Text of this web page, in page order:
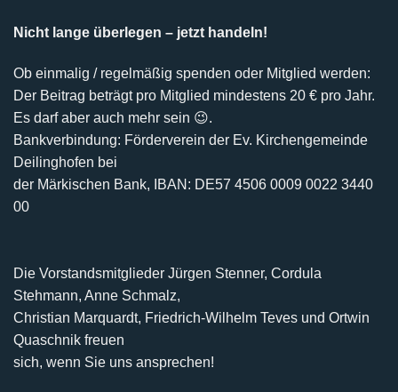
Nicht lange überlegen – jetzt handeln!
Ob einmalig / regelmäßig spenden oder Mitglied werden:
Der Beitrag beträgt pro Mitglied mindestens 20 € pro Jahr.
Es darf aber auch mehr sein 😉.
Bankverbindung: Förderverein der Ev. Kirchengemeinde
Deilinghofen bei
der Märkischen Bank, IBAN: DE57 4506 0009 0022 3440
00
Die Vorstandsmitglieder Jürgen Stenner, Cordula
Stehmann, Anne Schmalz,
Christian Marquardt, Friedrich-Wilhelm Teves und Ortwin
Quaschnik freuen
sich, wenn Sie uns ansprechen!